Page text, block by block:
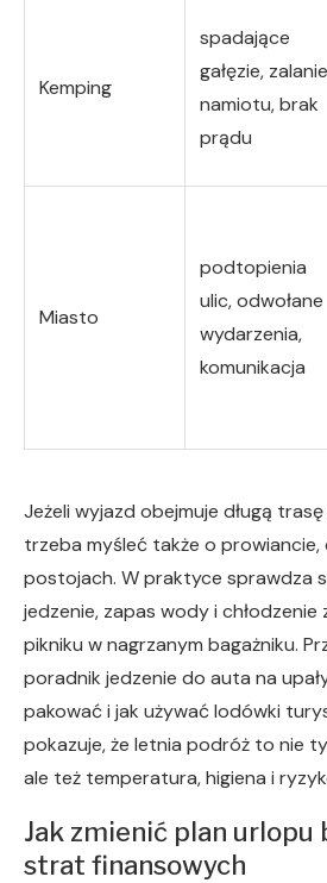
Kemping
spadające
gałęzie, zalanie
namiotu, brak
prądu
Miasto
podtopienia
ulic, odwołane
wydarzenia,
komunikacja
Jeżeli wyjazd obejmuje długą
trzeba myśleć także o prowiancie,
postojach. W praktyce sprawdza
jedzenie, zapas wody i
pikniku w nagrzanym bagażniku.
poradnik jedzenie do auta na
pakować i jak używać lodówki
pokazuje, że letnia podróż to nie
ale też temperatura, higiena i
Jak zmienić plan urlopu
strat finansowych